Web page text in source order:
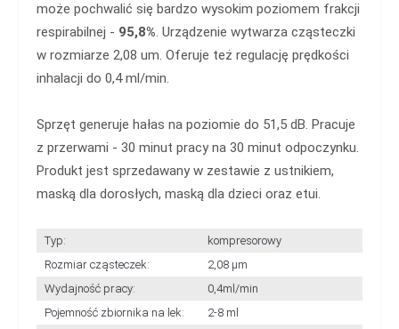
może pochwalić się bardzo wysokim poziomem frakcji
respirabilnej - 95,8%. Urządzenie wytwarza cząsteczki
w rozmiarze 2,08 um. Oferuje też regulację prędkości
inhalacji do 0,4 ml/min.
Sprzęt generuje hałas na poziomie do 51,5 dB. Pracuje
z przerwami - 30 minut pracy na 30 minut odpoczynku.
Produkt jest sprzedawany w zestawie z ustnikiem,
maską dla dorosłych, maską dla dzieci oraz etui.
Typ:
kompresorowy
Rozmiar cząsteczek:
2,08 µm
Wydajność pracy:
0,4ml/min
Pojemność zbiornika na lek:
2-8 ml